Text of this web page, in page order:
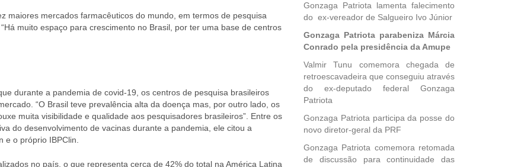
maiores mercados farmacêuticos do mundo, em termos de pesquisa
muito espaço para crescimento no Brasil, por ter uma base de centros
durante a pandemia de covid-19, os centros de pesquisa brasileiros
“O Brasil teve prevalência alta da doença mas, por outro lado, os
muita visibilidade e qualidade aos pesquisadores brasileiros”. Entre os
do desenvolvimento de vacinas durante a pandemia, ele citou a
e o próprio IBPClin.
no país, o que representa cerca de 42% do total na América Latina
Gonzaga Patriota lamenta falecimento
do ex-vereador de Salgueiro Ivo Júnior
Gonzaga Patriota parabeniza Márcia
Conrado pela presidência da Amupe
Valmir Tunu comemora chegada de
retroescavadeira que conseguiu através
do ex-deputado federal Gonzaga
Patriota
Gonzaga Patriota participa da posse do
novo diretor-geral da PRF
Gonzaga Patriota comemora retomada
de discussão para continuidade das